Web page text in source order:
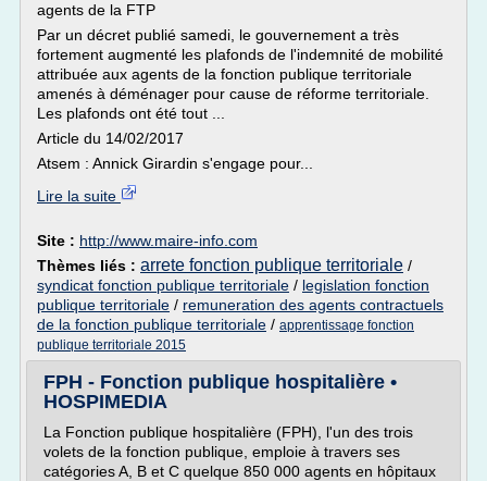
agents de la FTP
Par un décret publié samedi, le gouvernement a très
fortement augmenté les plafonds de l'indemnité de mobilité
attribuée aux agents de la fonction publique territoriale
amenés à déménager pour cause de réforme territoriale.
Les plafonds ont été tout ...
Article du 14/02/2017
Atsem : Annick Girardin s'engage pour...
Lire la suite
Site : http://www.maire-info.com
Thèmes liés : arrete fonction publique territoriale /
syndicat fonction publique territoriale / legislation fonction
publique territoriale / remuneration des agents contractuels
de la fonction publique territoriale / apprentissage fonction
publique territoriale 2015
FPH - Fonction publique hospitalière •
HOSPIMEDIA
La Fonction publique hospitalière (FPH), l'un des trois
volets de la fonction publique, emploie à travers ses
catégories A, B et C quelque 850 000 agents en hôpitaux